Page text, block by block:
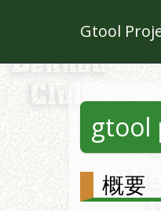
Gtool
gtool
概要